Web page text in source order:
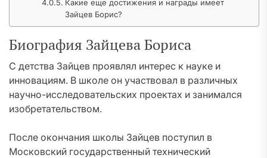
Какие еще достижения и награды имеет
Зайцев Борис?
Биография Зайцева Бориса
С детства Зайцев проявлял интерес к науке и
инновациям. В школе он участвовал в различных
научно-исследовательских проектах и занимался
изобретательством.
После окончания школы Зайцев поступил в
Московский государственный технический